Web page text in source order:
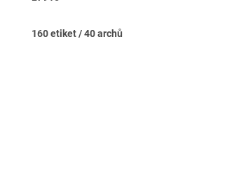
160 etiket / 40 archů